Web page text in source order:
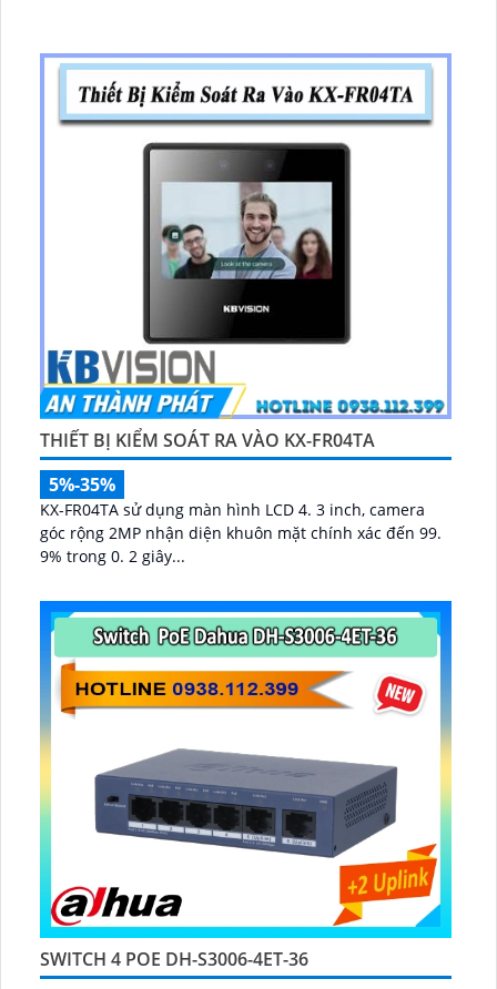
THIẾT BỊ KIỂM SOÁT RA VÀO KX-FR04TA
5%-35%
KX-FR04TA sử dụng màn hình LCD 4. 3 inch, camera
góc rộng 2MP nhận diện khuôn mặt chính xác đến 99.
9% trong 0. 2 giây...
SWITCH 4 POE DH-S3006-4ET-36